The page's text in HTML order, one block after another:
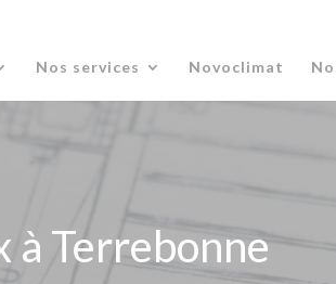
Nos services Novoclimat
Terrebonne